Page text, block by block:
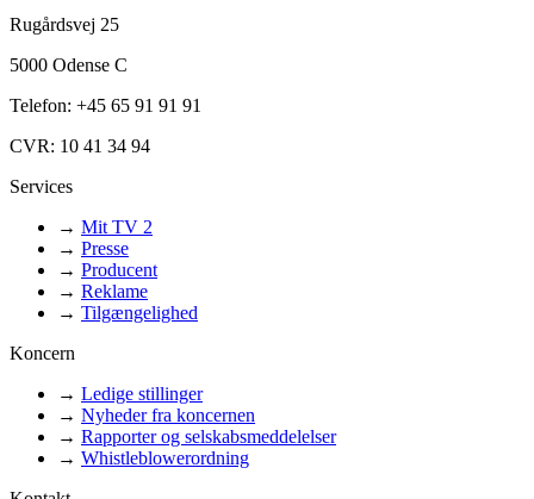
Rugårdsvej 25
5000 Odense C
Telefon: +45 65 91 91 91
CVR: 10 41 34 94
Services
→ Mit TV 2
→ Presse
→ Producent
→ Reklame
→ Tilgængelighed
Koncern
→ Ledige stillinger
→ Nyheder fra koncernen
→ Rapporter og selskabsmeddelelser
→ Whistleblowerordning